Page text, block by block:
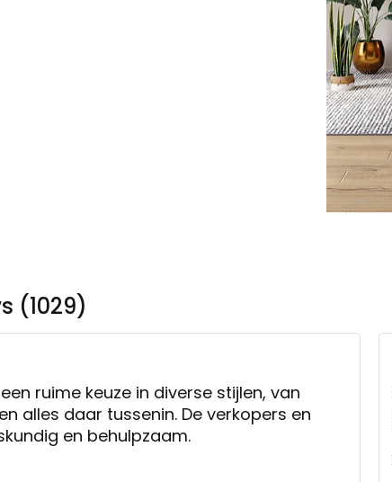
(1029)
ruime keuze in diverse stijlen, van
alles daar tussenin. De verkopers en
en behulpzaam.